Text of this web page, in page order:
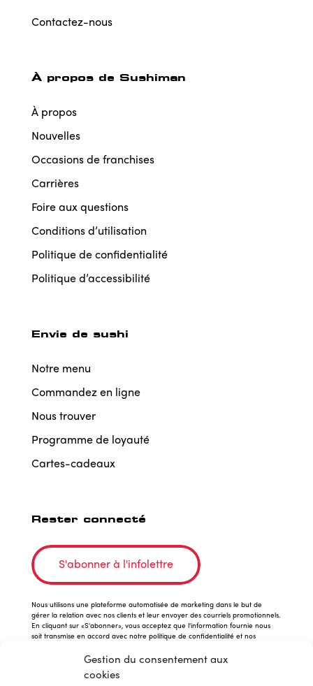
Gestion du consentement aux
cookies
Contactez-nous
À propos de Sushiman
À propos
Nouvelles
Occasions de franchises
Carrières
Foire aux questions
Conditions d’utilisation
Politique de confidentialité
Politique d’accessibilité
Envie de sushi
Notre menu
Commandez en ligne
Nous trouver
Programme de loyauté
Cartes-cadeaux
Rester connecté
S'abonner à l'infolettre
Nous utilisons une plateforme automatisée de marketing dans le but de
gérer la relation avec nos clients et leur envoyer des courriels promotionnels.
En cliquant sur «S'abonner», vous acceptez que l'information fournie nous
soit transmise en accord avec notre politique de confidentialité et nos